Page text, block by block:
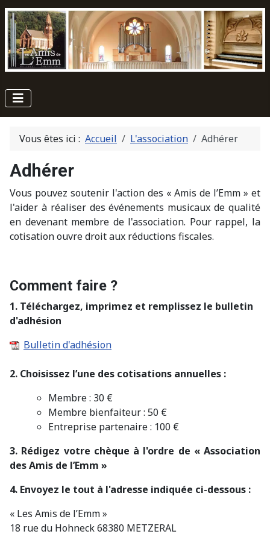
Vous êtes ici : Accueil L'association Adhérer
Adhérer
Vous pouvez soutenir l'action des « Amis de l’Emm » et
l'aider à réaliser des événements musicaux de qualité
en devenant membre de l'association. Pour rappel, la
cotisation ouvre droit aux réductions fiscales.
Comment faire ?
1. Téléchargez, imprimez et remplissez le bulletin
d'adhésion
Bulletin d'adhésion
2. Choisissez l’une des cotisations annuelles :
Membre : 30 €
Membre bienfaiteur : 50 €
Entreprise partenaire : 100 €
3. Rédigez votre chèque à l'ordre de « Association
des Amis de l’Emm »
4. Envoyez le tout à l'adresse indiquée ci-dessous :
« Les Amis de l’Emm »
18 rue du Hohneck 68380 METZERAL